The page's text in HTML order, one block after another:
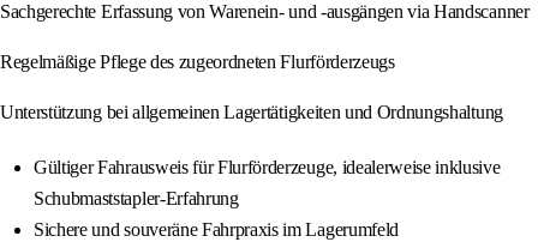
Sachgerechte Erfassung von Warenein- und -ausgängen via Handscanner
Regelmäßige Pflege des zugeordneten Flurförderzeugs
Unterstützung bei allgemeinen Lagertätigkeiten und Ordnungshaltung
Gültiger Fahrausweis für Flurförderzeuge, idealerweise inklusive
Schubmaststapler-Erfahrung
Sichere und souveräne Fahrpraxis im Lagerumfeld